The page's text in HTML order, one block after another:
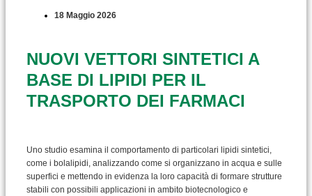
18 Maggio 2026
NUOVI VETTORI SINTETICI A
BASE DI LIPIDI PER IL
TRASPORTO DEI FARMACI
Uno studio esamina il comportamento di particolari lipidi sintetici,
come i bolalipidi, analizzando come si organizzano in acqua e sulle
superfici e mettendo in evidenza la loro capacità di formare strutture
stabili con possibili applicazioni in ambito biotecnologico e